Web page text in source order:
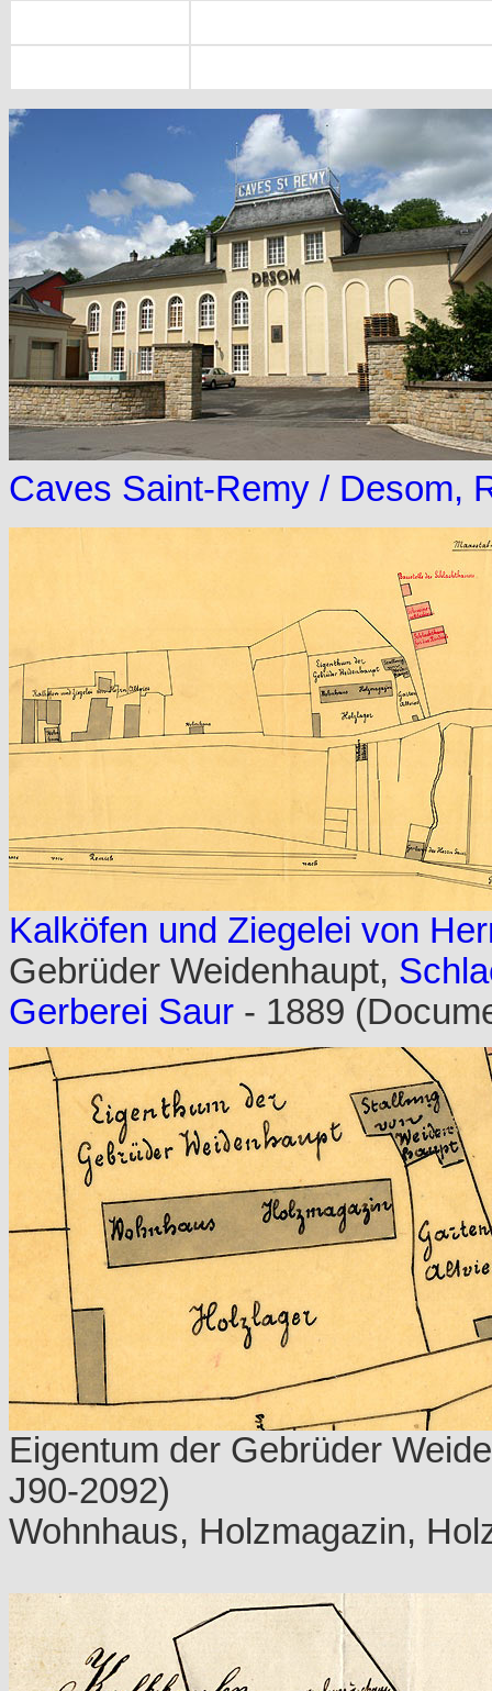
Caves Saint-Remy / Desom,
Kalköfen und Ziegelei von
Gebrüder Weidenhaupt,
Gerberei Saur - 1889
Eigentum der Gebrüder
J90-2092)
Wohnhaus, Holzmagazin,